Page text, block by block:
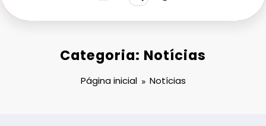
Categoria: Notícias
Página inicial Notícias